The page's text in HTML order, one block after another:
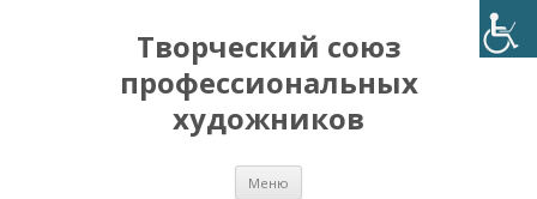
Творческий союз
профессиональных
художников
Меню